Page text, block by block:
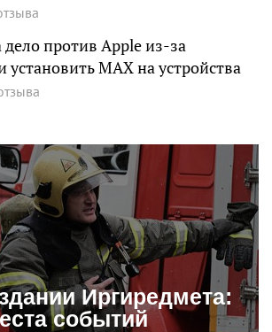
против Apple из-за
MAX на устройства
Иргиредмета:
событий